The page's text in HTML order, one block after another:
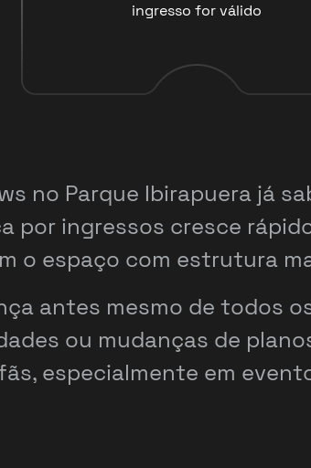
ingresso for válido
no Parque Ibirapuera já
por ingressos cresce
o espaço com estrutura
antes mesmo de todos
ou mudanças de
especialmente em